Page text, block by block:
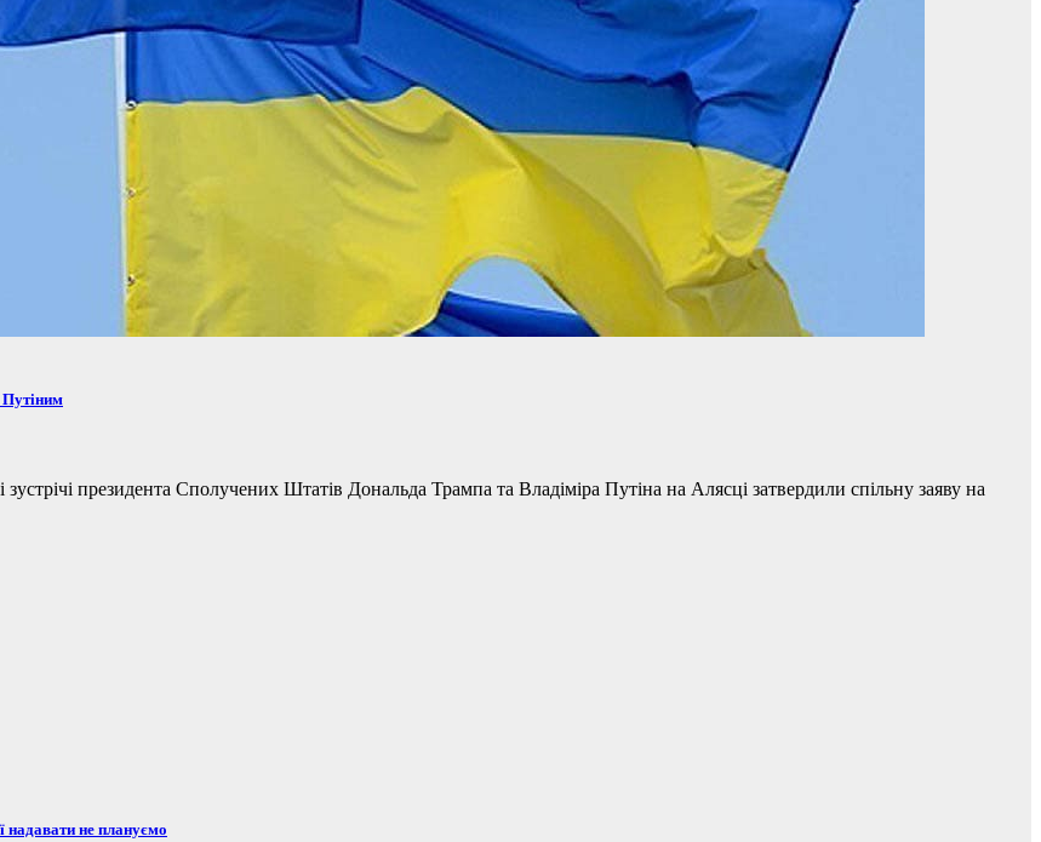
Путіним
президента Сполучених Штатів Дональда Трампа та Владіміра Путіна на Алясці затвердили спільну заяву на
надавати не плануємо